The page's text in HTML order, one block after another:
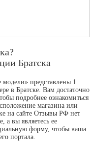
Братска
представлены 1
в Братске. Вам достаточно
подробнее ознакомиться
магазина или
на сайте Отзывы РФ нет
а вы являетесь ее
форму, чтобы ваша
портала.